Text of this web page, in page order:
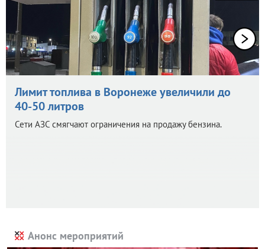
Лимит топлива в Воронеже увеличили до
40-50 литров
Сети АЗС смягчают ограничения на продажу бензина.
Анонс мероприятий